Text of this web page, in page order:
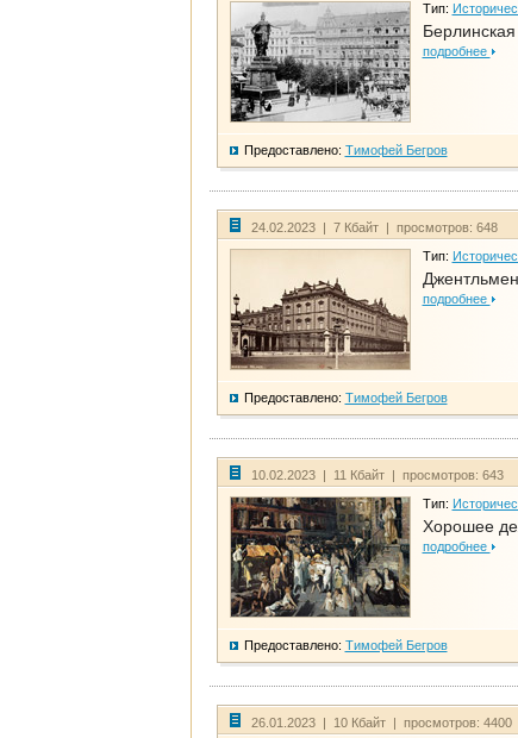
Тип:
подробнее
Предоставлено: Тимофей Бегров
24.02.2023 | 7 Кбайт | просмотров: 648
Тип:
подробнее
Предоставлено: Тимофей Бегров
10.02.2023 | 11 Кбайт | просмотров: 643
Тип:
Хорошее
подробнее
Предоставлено: Тимофей Бегров
26.01.2023 | 10 Кбайт | просмотров: 4400